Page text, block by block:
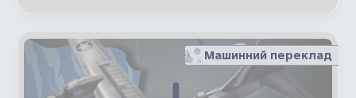
Машинний переклад